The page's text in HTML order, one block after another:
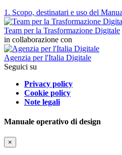
1. Scopo, destinatari e uso del
Team per la Trasformazione Digitale
in collaborazione con
Agenzia per l'Italia Digitale
Seguici su
Privacy policy
Cookie policy
Note legali
Manuale operativo di design
×